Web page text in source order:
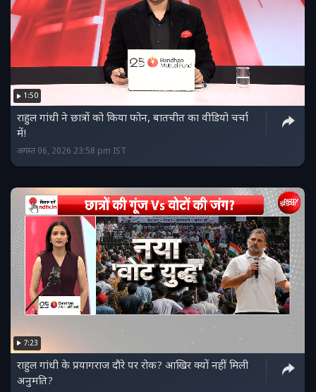
1:50
राहुल गांधी ने छात्रों को किया फोन, बातचीत का वीडियो चर्चा
में!
अगस्त 06, 2026 23:58 pm IST
7:23
राहुल गांधी के प्रयागराज दौरे पर रोक? आखिर क्यों नहीं मिली
अनुमति?